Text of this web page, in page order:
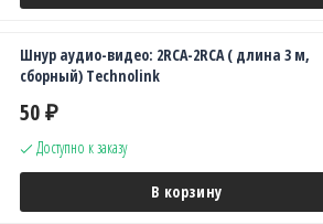
Шнур аудио-видео: 2RCA-2RCA ( длина 3 м,
сборный) Technolink
50 ₽
Доступно к заказу
В корзину